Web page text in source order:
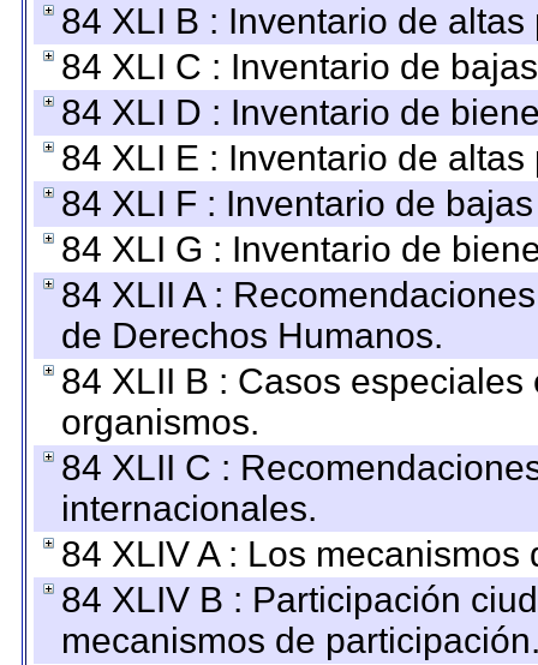
84 XLI B : Inventario de
84 XLI C : Inventario de
84 XLI D : Inventario de
84 XLI E : Inventario de
84 XLI F : Inventario de
84 XLI G : Inventario de
84 XLII A :
de Derechos Humanos.
84 XLII B : Casos
organismos.
84 XLII C :
internacionales.
84 XLIV A : Los
84 XLIV B : Participación
mecanismos de